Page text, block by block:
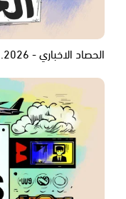
الحصاد الاخباري - 30.07.2026